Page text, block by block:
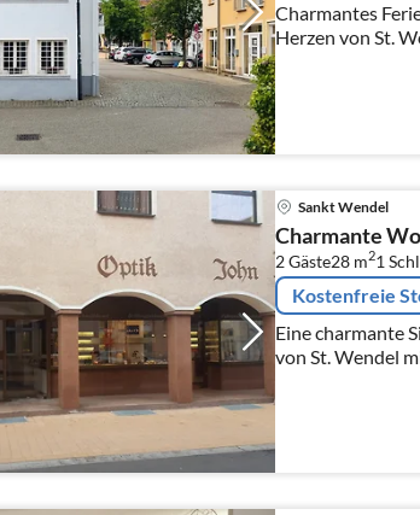
Charmantes
Herzen von St.
gemütlich
Verweilen.
Sankt Wendel
Charmante
2 Gäste28 m21
Kostenfreie
Eine charmante
von St. Wendel